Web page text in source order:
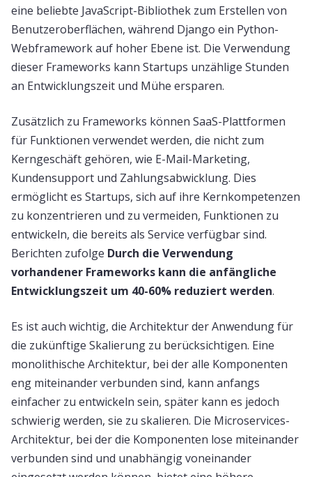
eine beliebte JavaScript-Bibliothek zum Erstellen von
Benutzeroberflächen, während Django ein Python-
Webframework auf hoher Ebene ist. Die Verwendung
dieser Frameworks kann Startups unzählige Stunden
an Entwicklungszeit und Mühe ersparen.
Zusätzlich zu Frameworks können SaaS-Plattformen
für Funktionen verwendet werden, die nicht zum
Kerngeschäft gehören, wie E-Mail-Marketing,
Kundensupport und Zahlungsabwicklung. Dies
ermöglicht es Startups, sich auf ihre Kernkompetenzen
zu konzentrieren und zu vermeiden, Funktionen zu
entwickeln, die bereits als Service verfügbar sind.
Berichten zufolge Durch die Verwendung
vorhandener Frameworks kann die anfängliche
Entwicklungszeit um 40-60% reduziert werden.
Es ist auch wichtig, die Architektur der Anwendung für
die zukünftige Skalierung zu berücksichtigen. Eine
monolithische Architektur, bei der alle Komponenten
eng miteinander verbunden sind, kann anfangs
einfacher zu entwickeln sein, später kann es jedoch
schwierig werden, sie zu skalieren. Die Microservices-
Architektur, bei der die Komponenten lose miteinander
verbunden sind und unabhängig voneinander